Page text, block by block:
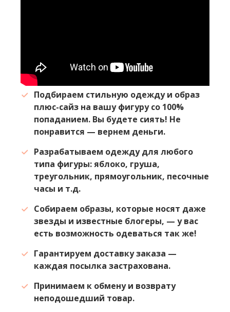
Подбираем стильную одежду и образ
плюс-сайз на вашу фигуру со 100%
попаданием. Вы будете сиять! Не
понравится — вернем деньги.
Разрабатываем одежду для любого
типа фигуры: яблоко, груша,
треугольник, прямоугольник, песочные
часы и т.д.
Собираем образы, которые носят даже
звезды и известные блогеры, — у вас
есть возможность одеваться так же!
Гарантируем доставку заказа —
каждая посылка застрахована.
Принимаем к обмену и возврату
неподошедший товар.